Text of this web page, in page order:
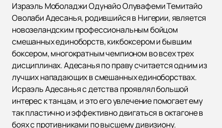
Израэль Моболаджи Одунайо Олувафеми Темитайо
Оволаби Адесанья, родившийся в Нигерии, является
новозеландским профессиональным бойцом
смешанных единоборств, кикбоксером и бывшим
боксером, многократным чемпионом во всех трех
дисциплинах. Адесанья по праву считается одним из
лучших нападающих в смешанных единоборствах.
Исраэль Адесанья с детства проявлял большой
интерес к танцам, и это его увлечение помогает ему
так пластично и эффективно двигаться в октагоне в
боях с противниками по высшему дивизиону.